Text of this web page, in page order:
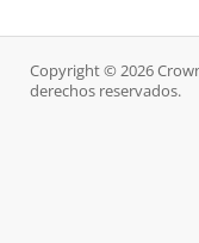
Copyright © 2026
derechos reservados.